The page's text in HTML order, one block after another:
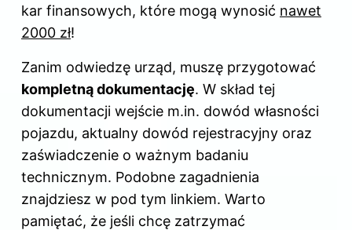
kar finansowych, które mogą wynosić nawet
2000 zł!
Zanim odwiedzę urząd, muszę przygotować
kompletną dokumentację. W skład tej
dokumentacji wejście m.in. dowód własności
pojazdu, aktualny dowód rejestracyjny oraz
zaświadczenie o ważnym badaniu
technicznym. Podobne zagadnienia
znajdziesz w pod tym linkiem. Warto
pamiętać, że jeśli chcę zatrzymać